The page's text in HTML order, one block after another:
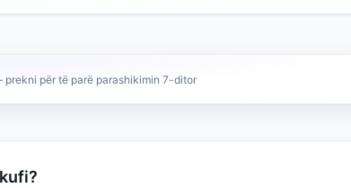
prekni për të parë parashikimin 7-ditor